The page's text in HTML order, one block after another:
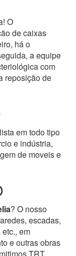
O
de caixas
há o
a equipe
com
reposição de
em todo tipo
e indústria,
de moveis e
? O nosso
escadas,
em
e outras obras